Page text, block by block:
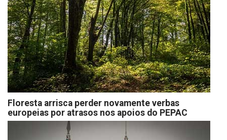
Floresta arrisca perder novamente verbas
europeias por atrasos nos apoios do PEPAC